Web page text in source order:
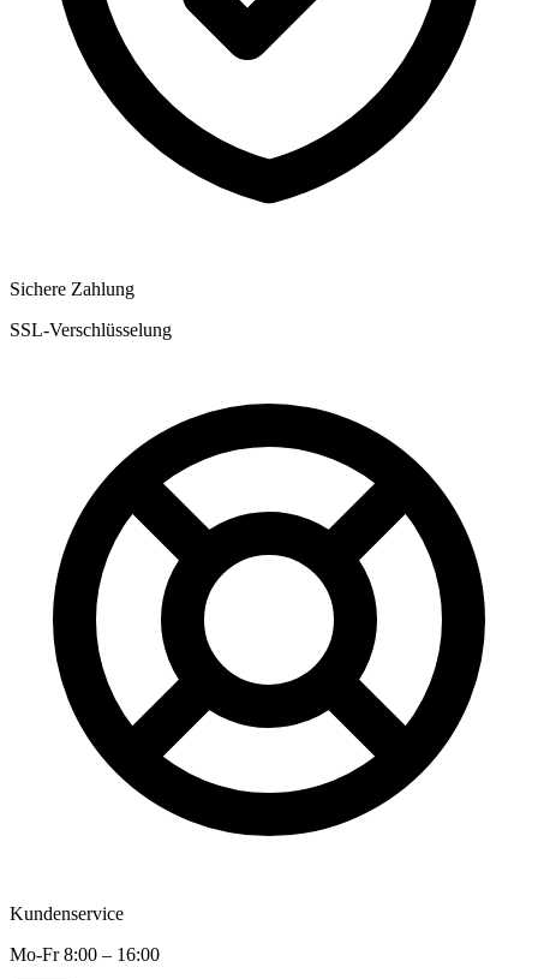
Sichere Zahlung
SSL-Verschlüsselung
Kundenservice
Mo-Fr 8:00 – 16:00